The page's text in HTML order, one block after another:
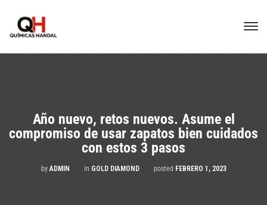
Año nuevo, retos nuevos. Asume el
compromiso de usar zapatos bien cuidados
con estos 3 pasos
by ADMIN in GOLD DIAMOND posted FEBRERO 1, 2023